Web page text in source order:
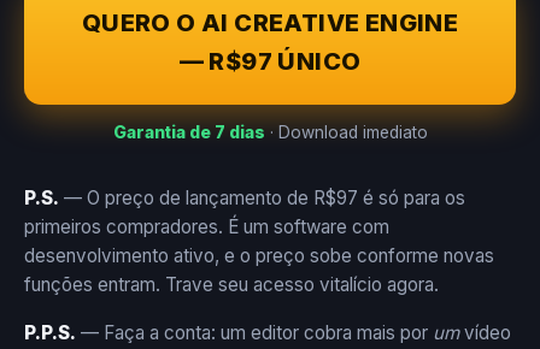
QUERO O AI CREATIVE ENGINE
— R$97 ÚNICO
Garantia de 7 dias · Download imediato
P.S. — O preço de lançamento de R$97 é só para os
primeiros compradores. É um software com
desenvolvimento ativo, e o preço sobe conforme novas
funções entram. Trave seu acesso vitalício agora.
P.P.S. — Faça a conta: um editor cobra mais por umvídeo